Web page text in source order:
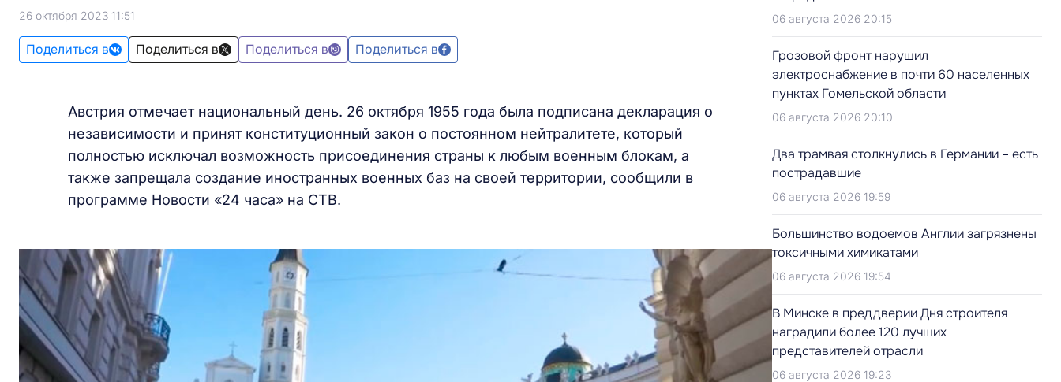
26 октября 2023 11:51
Поделиться в Поделиться в Поделиться в Поделиться в
Австрия отмечает национальный день. 26 октября 1955 года была подписана декларация о
независимости и принят конституционный закон о постоянном нейтралитете, который
полностью исключал возможность присоединения страны к любым военным блокам, а
также запрещала создание иностранных военных баз на своей территории, сообщили в
программе Новости «24 часа» на СТВ.
06 августа 2026 20:15
Грозовой фронт нарушил
электроснабжение в почти 60 населенных
пунктах Гомельской области
06 августа 2026 20:10
Два трамвая столкнулись в Германии – есть
пострадавшие
06 августа 2026 19:59
Большинство водоемов Англии загрязнены
токсичными химикатами
06 августа 2026 19:54
В Минске в преддверии Дня строителя
наградили более 120 лучших
представителей отрасли
06 августа 2026 19:23